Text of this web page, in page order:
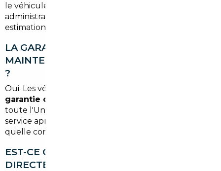
le véhicule, le pays d'origine et les délais
administratifs. Nous vous communiquons une
estimation précise dès validation de votre dossier.
LA GARANTIE CONSTRUCTEUR EST-ELLE
MAINTENUE SUR UN VÉHICULE IMPORTÉ
?
Oui. Les véhicules importés neufs bénéficient de la
garantie constructeur européenne
toute l'Union européenne, y compris en France. Le
service après-vente peut s'effectuer dans n'importe
quelle concession de la marque.
EST-CE QUE VOUS LIVREZ LES VOITURES
DIRECTEMENT À ÉZANVILLE ?